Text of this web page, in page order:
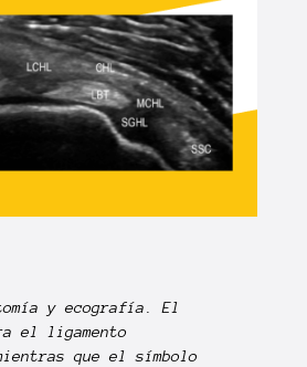
y ecografía. El
el ligamento
que el símbolo